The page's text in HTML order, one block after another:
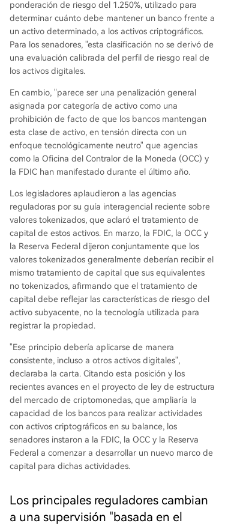
ponderación de riesgo del 1.250%, utilizado para
determinar cuánto debe mantener un banco frente a
un activo determinado, a los activos criptográficos.
Para los senadores, "esta clasificación no se derivó de
una evaluación calibrada del perfil de riesgo real de
los activos digitales.
En cambio, "parece ser una penalización general
asignada por categoría de activo como una
prohibición de facto de que los bancos mantengan
esta clase de activo, en tensión directa con un
enfoque tecnológicamente neutro" que agencias
como la Oficina del Contralor de la Moneda (OCC) y
la FDIC han manifestado durante el último año.
Los legisladores aplaudieron a las agencias
reguladoras por su guía interagencial reciente sobre
valores tokenizados, que aclaró el tratamiento de
capital de estos activos. En marzo, la FDIC, la OCC y
la Reserva Federal dijeron conjuntamente que los
valores tokenizados generalmente deberían recibir el
mismo tratamiento de capital que sus equivalentes
no tokenizados, afirmando que el tratamiento de
capital debe reflejar las características de riesgo del
activo subyacente, no la tecnología utilizada para
registrar la propiedad.
"Ese principio debería aplicarse de manera
consistente, incluso a otros activos digitales",
declaraba la carta. Citando esta posición y los
recientes avances en el proyecto de ley de estructura
del mercado de criptomonedas, que ampliaría la
capacidad de los bancos para realizar actividades
con activos criptográficos en su balance, los
senadores instaron a la FDIC, la OCC y la Reserva
Federal a comenzar a desarrollar un nuevo marco de
capital para dichas actividades.
Los principales reguladores cambian
a una supervisión "basada en el